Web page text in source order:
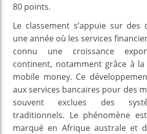
80 points.
Le classement s’appuie sur des
une année où les services
connu une croissance
continent, notamment grâce à
mobile money. Ce
aux services bancaires pour des
souvent exclues des
traditionnels. Le phénomène
marqué en Afrique australe et